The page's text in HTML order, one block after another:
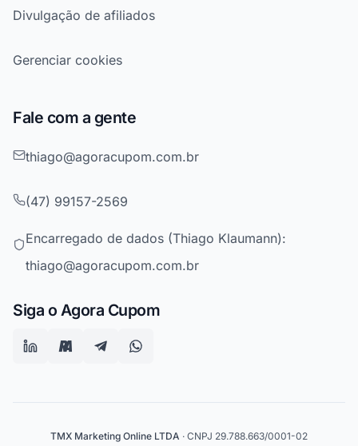
Divulgação de afiliados
Gerenciar cookies
Fale com a gente
thiago@agoracupom.com.br
(47) 99157-2569
Encarregado de dados (Thiago Klaumann):
thiago@agoracupom.com.br
Siga o Agora Cupom
TMX Marketing Online LTDA · CNPJ 29.788.663/0001-02